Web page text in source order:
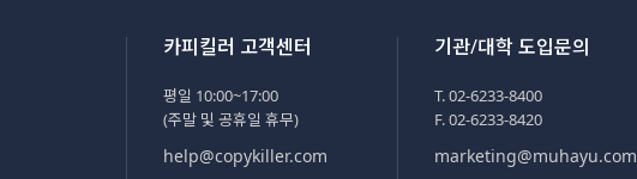
카피킬러 고객센터
평일 10:00~17:00
(주말 및 공휴일 휴무)
help@copykiller.com
기관/대학 도입문의
T. 02-6233-8400
F. 02-6233-8420
marketing@muhayu.com